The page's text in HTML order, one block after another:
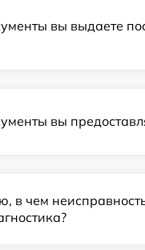
вы выдаете
вы
в чем